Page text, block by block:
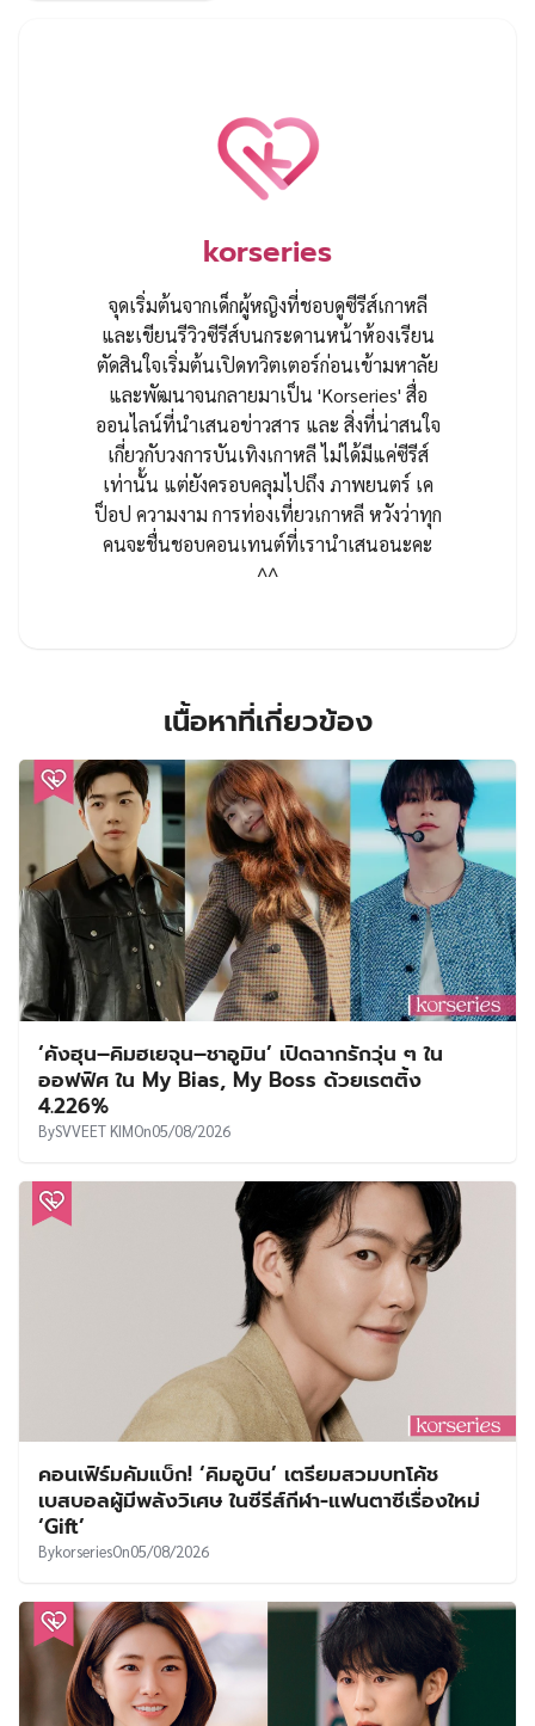
korseries
จุดเริ่มต้นจากเด็กผู้หญิงที่ชอบดูซีรีส์เกาหลี
และเขียนรีวิวซีรีส์บนกระดานหน้าห้องเรียน
ตัดสินใจเริ่มต้นเปิดทวิตเตอร์ก่อนเข้ามหาลัย
และพัฒนาจนกลายมาเป็น 'Korseries' สื่อ
ออนไลน์ที่นำเสนอข่าวสาร และ สิ่งที่น่าสนใจ
เกี่ยวกับวงการบันเทิงเกาหลี ไม่ได้มีแค่ซีรีส์
เท่านั้น แต่ยังครอบคลุมไปถึง ภาพยนตร์ เค
ป็อป ความงาม การท่องเที่ยวเกาหลี หวังว่าทุก
คนจะชื่นชอบคอนเทนต์ที่เรานำเสนอนะคะ
^^
เนื้อหาที่เกี่ยวข้อง
‘คังฮุน–คิมฮเยจุน–ชาอูมิน’ เปิดฉากรักวุ่น ๆ ใน
ออฟฟิศ ใน My Bias, My Boss ด้วยเรตติ้ง
4.226%
BySVVEET KIMOn05/08/2026
คอนเฟิร์มคัมแบ็ก! ‘คิมอูบิน’ เตรียมสวมบทโค้ช
เบสบอลผู้มีพลังวิเศษ ในซีรีส์กีฬา-แฟนตาซีเรื่องใหม่
‘Gift’
BykorseriesOn05/08/2026